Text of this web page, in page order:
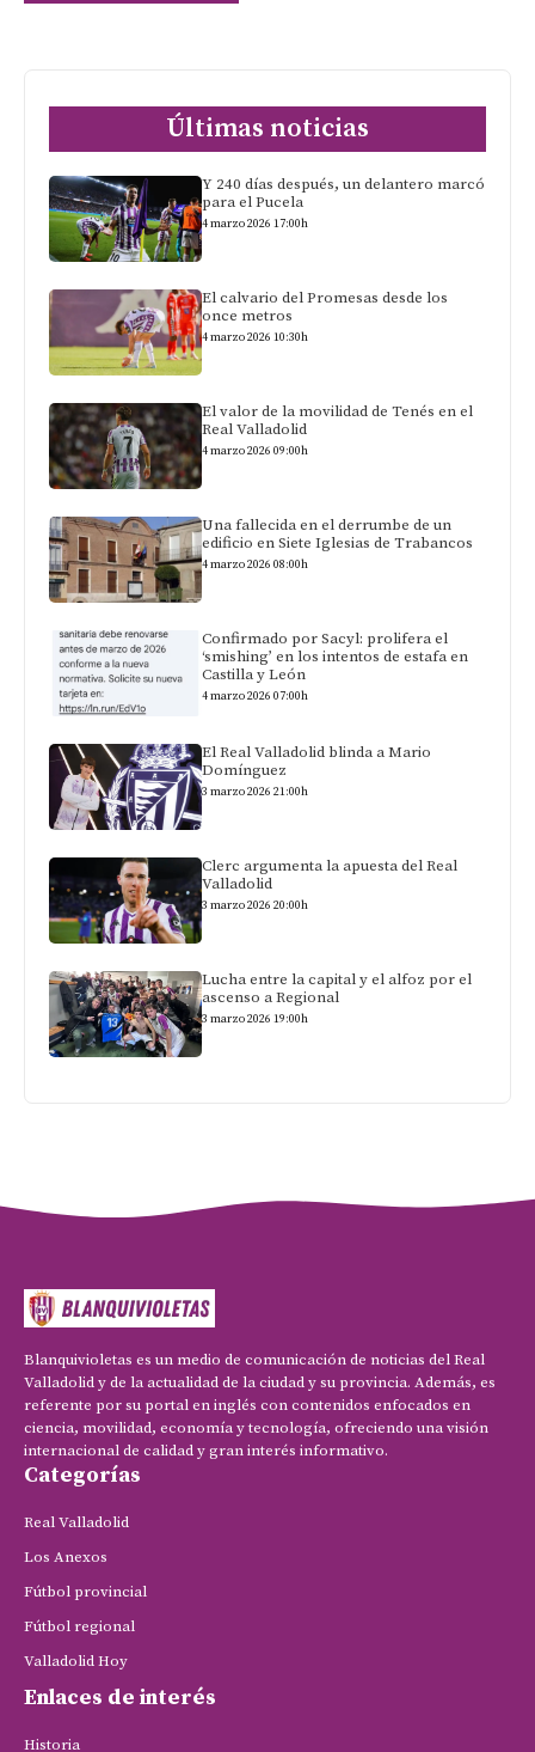
Últimas noticias
Y 240 días después, un delantero marcó
para el Pucela
4 marzo 2026 17:00h
El calvario del Promesas desde los
once metros
4 marzo 2026 10:30h
El valor de la movilidad de Tenés en el
Real Valladolid
4 marzo 2026 09:00h
Una fallecida en el derrumbe de un
edificio en Siete Iglesias de Trabancos
4 marzo 2026 08:00h
Confirmado por Sacyl: prolifera el
‘smishing’ en los intentos de estafa en
Castilla y León
4 marzo 2026 07:00h
El Real Valladolid blinda a Mario
Domínguez
3 marzo 2026 21:00h
Clerc argumenta la apuesta del Real
Valladolid
3 marzo 2026 20:00h
Lucha entre la capital y el alfoz por el
ascenso a Regional
3 marzo 2026 19:00h
Blanquivioletas es un medio de comunicación de noticias del Real
Valladolid y de la actualidad de la ciudad y su provincia. Además, es
referente por su portal en inglés con contenidos enfocados en
ciencia, movilidad, economía y tecnología, ofreciendo una visión
internacional de calidad y gran interés informativo.
Categorías
Real Valladolid
Los Anexos
Fútbol provincial
Fútbol regional
Valladolid Hoy
Enlaces de interés
Historia